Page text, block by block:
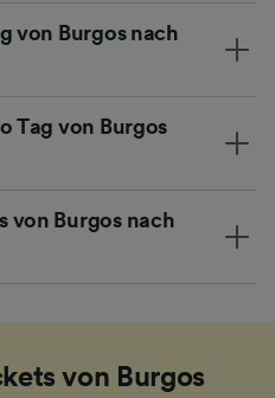
von Burgos nach
Tag von Burgos
von Burgos nach
von Burgos